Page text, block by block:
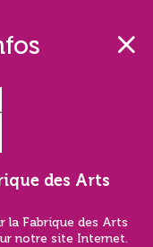
des Arts
la Fabrique des Arts
notre site Internet.